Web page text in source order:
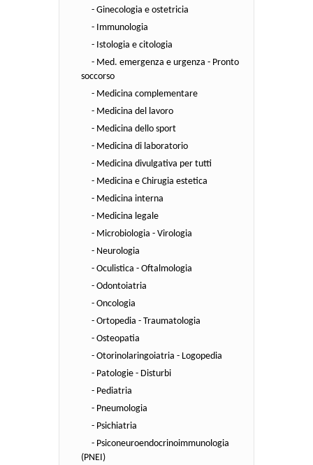
- Ginecologia e ostetricia
- Immunologia
- Istologia e citologia
- Med. emergenza e urgenza - Pronto
soccorso
- Medicina complementare
- Medicina del lavoro
- Medicina dello sport
- Medicina di laboratorio
- Medicina divulgativa per tutti
- Medicina e Chirugia estetica
- Medicina interna
- Medicina legale
- Microbiologia - Virologia
- Neurologia
- Oculistica - Oftalmologia
- Odontoiatria
- Oncologia
- Ortopedia - Traumatologia
- Osteopatia
- Otorinolaringoiatria - Logopedia
- Patologie - Disturbi
- Pediatria
- Pneumologia
- Psichiatria
- Psiconeuroendocrinoimmunologia
(PNEI)